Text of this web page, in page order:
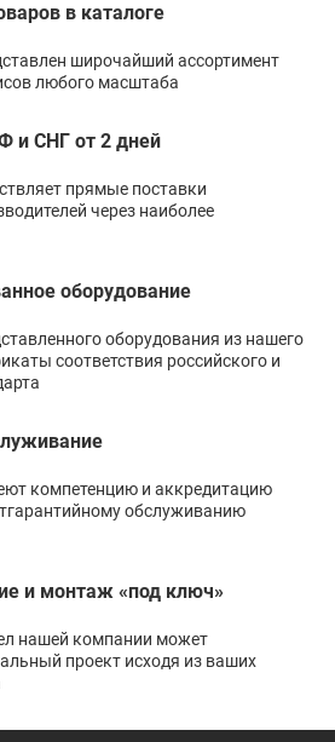
в каталоге
широчайший ассортимент
любого масштаба
и СНГ от 2 дней
прямые поставки
через наиболее
оборудование
оборудования из нашего
соответствия российского и
компетенцию и аккредитацию
обслуживанию
и монтаж «под ключ»
нашей компании может
проект исходя из ваших